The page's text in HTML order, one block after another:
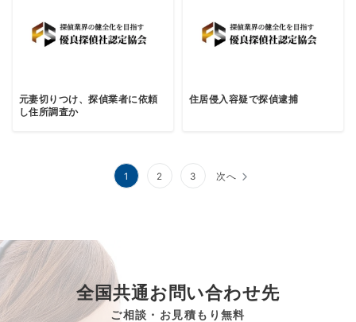
元妻切りつけ、探偵業者に依頼
し住所調査か
住居侵入容疑で探偵逮捕
ペ
ー
ジ
1 2 3 次へ
全国共通お問い合わせ先
ご相談・お見積もり無料